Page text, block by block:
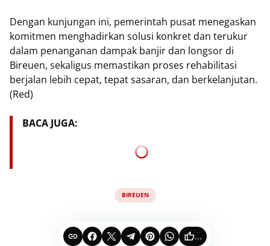
Dengan kunjungan ini, pemerintah pusat menegaskan
komitmen menghadirkan solusi konkret dan terukur
dalam penanganan dampak banjir dan longsor di
Bireuen, sekaligus memastikan proses rehabilitasi
berjalan lebih cepat, tepat sasaran, dan berkelanjutan.
(Red)
BACA JUGA:
BIREUEN
...